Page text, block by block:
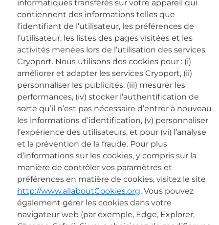
informatiques transférés sur votre appareil qui
contiennent des informations telles que
l’identifiant de l’utilisateur, les préférences de
l’utilisateur, les listes des pages visitées et les
activités menées lors de l’utilisation des services
Cryoport. Nous utilisons des cookies pour : (i)
améliorer et adapter les services Cryoport, (ii)
personnaliser les publicités, (iii) mesurer les
performances, (iv) stocker l’authentification de
sorte qu’il n’est pas nécessaire d’entrer à nouveau
les informations d’identification, (v) personnaliser
l’expérience des utilisateurs, et pour (vi) l’analyse
et la prévention de la fraude. Pour plus
d’informations sur les cookies, y compris sur la
manière de contrôler vos paramètres et
préférences en matière de cookies, visitez le site
http://www.allaboutCookies.org. Vous pouvez
également gérer les cookies dans votre
navigateur web (par exemple, Edge, Explorer,